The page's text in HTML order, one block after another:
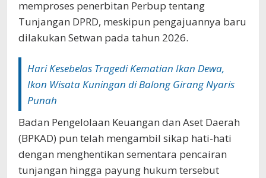
memproses penerbitan Perbup tentang
Tunjangan DPRD, meskipun pengajuannya baru
dilakukan Setwan pada tahun 2026. ‎
Hari Kesebelas Tragedi Kematian Ikan Dewa,
Ikon Wisata Kuningan di Balong Girang Nyaris
Punah
Badan Pengelolaan Keuangan dan Aset Daerah
(BPKAD) pun telah mengambil sikap hati-hati
dengan menghentikan sementara pencairan
tunjangan hingga payung hukum tersebut